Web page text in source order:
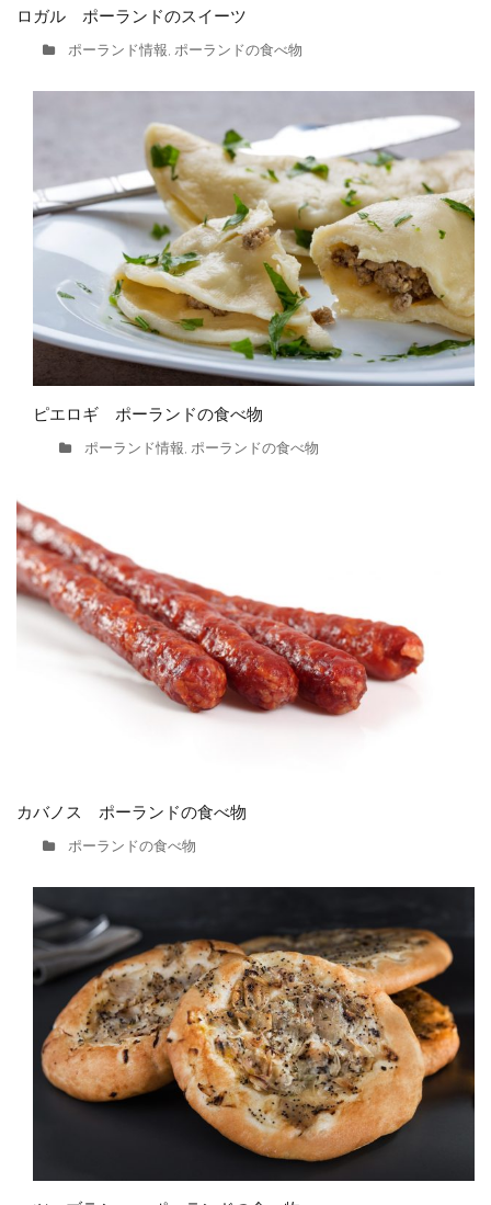
ロガル ポーランドのスイーツ
ポーランド情報, ポーランドの食べ物
ピエロギ ポーランドの食べ物
ポーランド情報, ポーランドの食べ物
カバノス ポーランドの食べ物
ポーランドの食べ物